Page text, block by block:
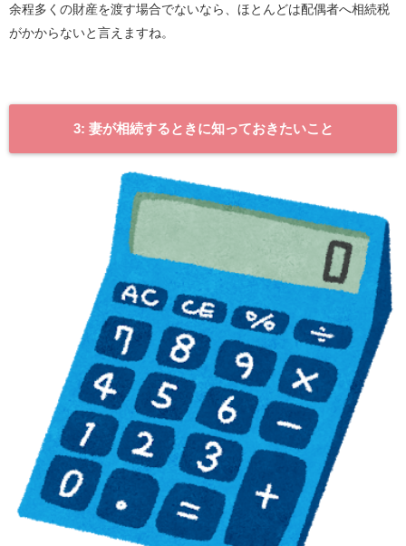
余程多くの財産を渡す場合でないなら、ほとんどは配偶者へ相続税
がかからないと言えますね。
3: 妻が相続するときに知っておきたいこと